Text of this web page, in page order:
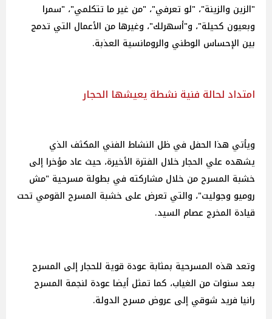
"الزين والزينة"، "لو تعرفي"، "من غير ما تتكلمي"، "سمرا
وبعيون كحيلة"، و"أسهرلك"، وغيرها من الأعمال التي تدمج
بين الإحساس الوطني والرومانسية العذبة.
امتداد لحالة فنية نشطة يعيشها الحجار
ويأتي هذا الحفل في ظل النشاط الفني المكثف الذي
يشهده علي الحجار خلال الفترة الأخيرة، حيث عاد مؤخرا إلى
خشبة المسرح من خلال مشاركته في بطولة مسرحية "مش
روميو وجوليت"، والتي تعرض على خشبة المسرح القومي تحت
قيادة المخرج عصام السيد.
وتعد هذه المسرحية بمثابة عودة قوية للحجار إلى المسرح
بعد سنوات من الغياب، كما تمثل أيضا عودة لنجمة المسرح
رانيا فريد شوقي إلى عروض مسرح الدولة.